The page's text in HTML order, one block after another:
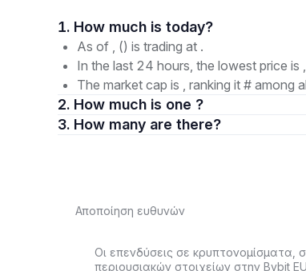
1. How much is today?
As of , () is trading at .
In the last 24 hours, the lowest price is
The market cap is , ranking it # among
2. How much is one ?
3. How many are there?
Αποποίηση ευθυνών
Οι επενδύσεις σε
περιουσιακών στοιχείων στην Bybit